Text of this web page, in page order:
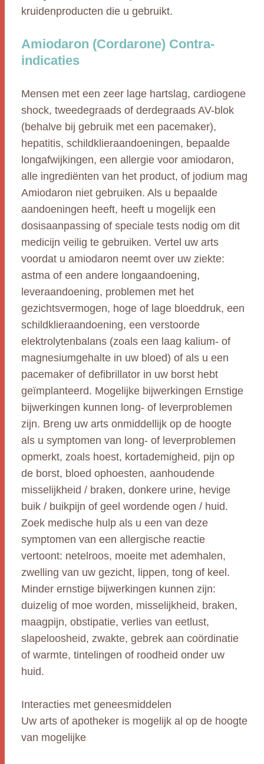
kruidenproducten die u gebruikt.
Amiodaron (Cordarone) Contra-
indicaties
Mensen met een zeer lage hartslag, cardiogene
shock, tweedegraads of derdegraads AV-blok
(behalve bij gebruik met een pacemaker),
hepatitis, schildklieraandoeningen, bepaalde
longafwijkingen, een allergie voor amiodaron,
alle ingrediënten van het product, of jodium mag
Amiodaron niet gebruiken. Als u bepaalde
aandoeningen heeft, heeft u mogelijk een
dosisaanpassing of speciale tests nodig om dit
medicijn veilig te gebruiken. Vertel uw arts
voordat u amiodaron neemt over uw ziekte:
astma of een andere longaandoening,
leveraandoening, problemen met het
gezichtsvermogen, hoge of lage bloeddruk, een
schildklieraandoening, een verstoorde
elektrolytenbalans (zoals een laag kalium- of
magnesiumgehalte in uw bloed) of als u een
pacemaker of defibrillator in uw borst hebt
geïmplanteerd. Mogelijke bijwerkingen Ernstige
bijwerkingen kunnen long- of leverproblemen
zijn. Breng uw arts onmiddellijk op de hoogte
als u symptomen van long- of leverproblemen
opmerkt, zoals hoest, kortademigheid, pijn op
de borst, bloed ophoesten, aanhoudende
misselijkheid / braken, donkere urine, hevige
buik / buikpijn of geel wordende ogen / huid.
Zoek medische hulp als u een van deze
symptomen van een allergische reactie
vertoont: netelroos, moeite met ademhalen,
zwelling van uw gezicht, lippen, tong of keel.
Minder ernstige bijwerkingen kunnen zijn:
duizelig of moe worden, misselijkheid, braken,
maagpijn, obstipatie, verlies van eetlust,
slapeloosheid, zwakte, gebrek aan coördinatie
of warmte, tintelingen of roodheid onder uw
huid.
Interacties met geneesmiddelen
Uw arts of apotheker is mogelijk al op de hoogte
van mogelijke